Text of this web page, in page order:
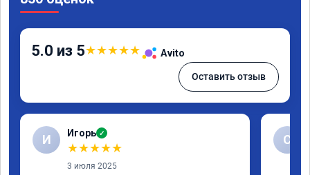
5.0 из 5★★★★★ Avito
Оставить отзыв
И Игорь ✓
★★★★★
3 июля 2025
С